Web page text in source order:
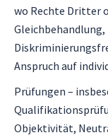
wo Rechte Dritter
Anspruch auf
Prüfungen –
Objektivität,